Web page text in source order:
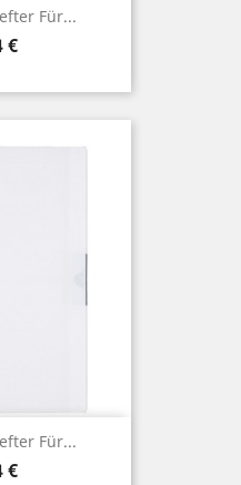
Für...
€
Für...
€